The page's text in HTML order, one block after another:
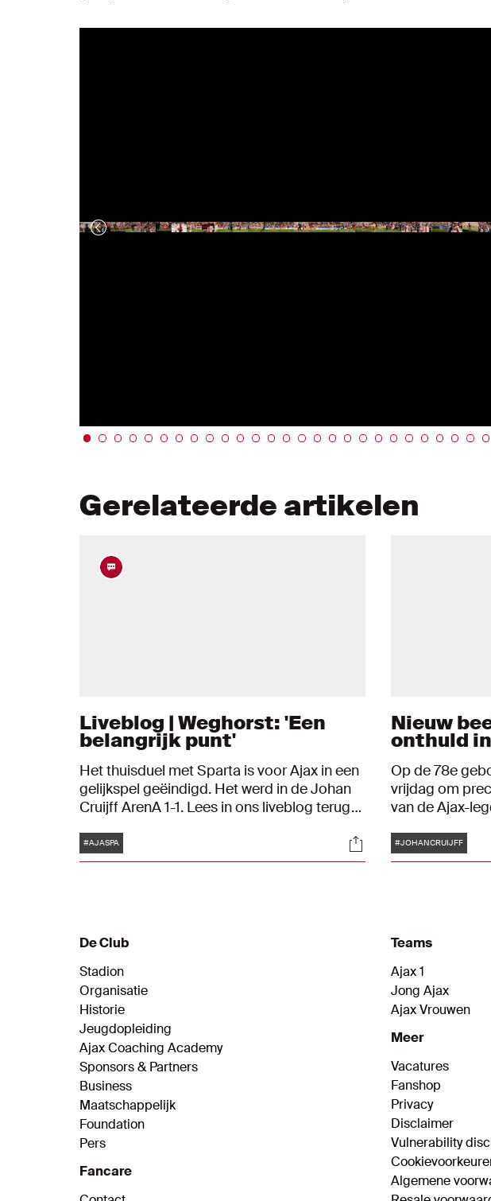
Gerelateerde artikelen
Liveblog | Weghorst: 'Een
belangrijk punt'
Het thuisduel met Sparta is voor Ajax in een
gelijkspel geëindigd. Het werd in de Johan
Cruijff ArenA 1-1. Lees in ons liveblog terug
Tags
#AJASPA Socials
Nieuw
onthuld
Op de 78e
vrijdag om
van de Ajax-
van de Sky
in het stadion
Tags
#JOHANCRUIJFF
De Club
Stadion
Organisatie
Historie
Jeugdopleiding
Ajax Coaching Academy
Sponsors & Partners
Business
Maatschappelijk
Foundation
Pers
Fancare
Teams
Ajax 1
Jong Ajax
Ajax Vrouwen
Meer
Vacatures
Fanshop
Privacy
Disclaimer
Vulnerability
Algemene